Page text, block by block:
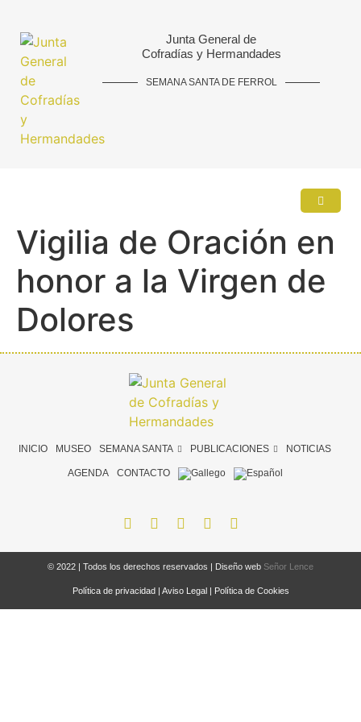
Junta General de
Cofradías y Hermandades
SEMANA SANTA DE FERROL
Vigilia de Oración en
honor a la Virgen de
Dolores
INICIO MUSEO SEMANA SANTA PUBLICACIONES NOTICIAS
AGENDA CONTACTO
© 2022 | Todos los derechos reservados | Diseño web Señor Lence
Política de privacidad Aviso Legal Política de Cookies